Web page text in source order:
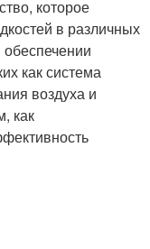
которое
в различных
как система
воздуха и
как